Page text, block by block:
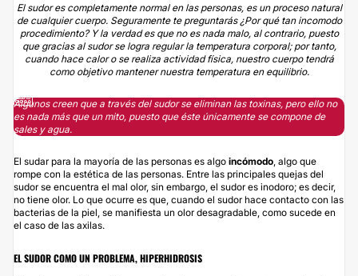
El sudor es completamente normal en las personas, es un proceso natural
de cualquier cuerpo. Seguramente te preguntarás ¿Por qué tan incomodo
procedimiento? Y la verdad es que no es nada malo, al contrario, puesto
que gracias al sudor se logra regular la temperatura corporal; por tanto,
cuando hace calor o se realiza actividad física, nuestro cuerpo tendrá
como objetivo mantener nuestra temperatura en equilibrio.
Algunos creen que a través del sudor se eliminan las toxinas, pero ello no
es nada más que un mito, puesto que éste únicamente se compone de
sales y agua.
El sudar para la mayoría de las personas es algo incómodo , algo que
rompe con la estética de las personas. Entre las principales quejas del
sudor se encuentra el mal olor, sin embargo, el sudor es inodoro; es decir,
no tiene olor. Lo que ocurre es que, cuando el sudor hace contacto con las
bacterias de la piel, se manifiesta un olor desagradable, como sucede en
el caso de las axilas.
EL SUDOR COMO UN PROBLEMA, HIPERHIDROSIS